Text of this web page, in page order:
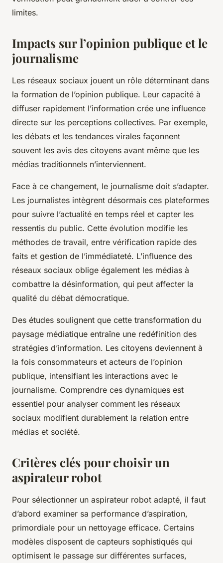
limites.
Impacts sur l’opinion publique et le
journalisme
Les réseaux sociaux jouent un rôle déterminant dans
la formation de l’opinion publique. Leur capacité à
diffuser rapidement l’information crée une influence
directe sur les perceptions collectives. Par exemple,
les débats et les tendances virales façonnent
souvent les avis des citoyens avant même que les
médias traditionnels n’interviennent.
Face à ce changement, le journalisme doit s’adapter.
Les journalistes intègrent désormais ces plateformes
pour suivre l’actualité en temps réel et capter les
ressentis du public. Cette évolution modifie les
méthodes de travail, entre vérification rapide des
faits et gestion de l’immédiateté. L’influence des
réseaux sociaux oblige également les médias à
combattre la désinformation, qui peut affecter la
qualité du débat démocratique.
Des études soulignent que cette transformation du
paysage médiatique entraîne une redéfinition des
stratégies d’information. Les citoyens deviennent à
la fois consommateurs et acteurs de l’opinion
publique, intensifiant les interactions avec le
journalisme. Comprendre ces dynamiques est
essentiel pour analyser comment les réseaux
sociaux modifient durablement la relation entre
médias et société.
Critères clés pour choisir un
aspirateur robot
Pour sélectionner un aspirateur robot adapté, il faut
d’abord examiner sa performance d’aspiration,
primordiale pour un nettoyage efficace. Certains
modèles disposent de capteurs sophistiqués qui
optimisent le passage sur différentes surfaces,